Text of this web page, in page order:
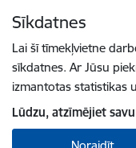
Sīkdatnes
Lai šī tīmekļvietne
sīkdatnes. Ar Jūsu
izmantotas statistikas
Lūdzu, atzīmējiet